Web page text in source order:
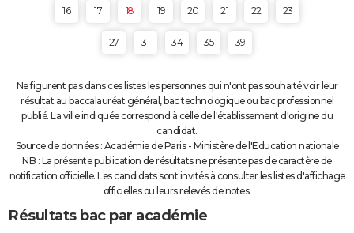
16 17 18 19 20 21 22 23
27 31 34 35 39
Ne figurent pas dans ces listes les personnes qui n'ont pas souhaité voir leur
résultat au baccalauréat général, bac technologique ou bac professionnel
publié. La ville indiquée correspond à celle de l'établissement d'origine du
candidat.
Source de données : Académie de Paris - Ministère de l'Education nationale
NB : La présente publication de résultats ne présente pas de caractère de
notification officielle. Les candidats sont invités à consulter les listes d'affichage
officielles ou leurs relevés de notes.
Résultats bac par académie